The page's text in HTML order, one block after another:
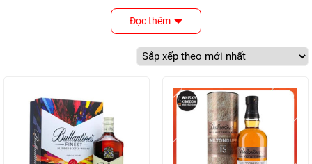
George Jr Ballantine (George con) tiếp quản công việc
kinh doanh năm 1881 và đến năm 1910,
được tung ra và nhận được sự hưởng ứng không tưởng
tưởng nổi từ phía người dùng.
Đến những năm 1960, trong thế giới Scotch Whisky
blended, Ballantine’s đã trở thành thương hiệu rượu whisky
blended bán chạy thứ 3 thế giới sau
Johnnie Walker
Chivas.
Đọc thêm